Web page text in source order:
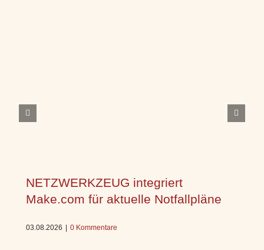
NETZWERKZEUG integriert
Make.com für aktuelle Notfallpläne
03.08.2026 0 Kommentare